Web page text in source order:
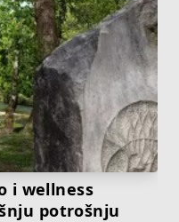
i wellness
potrošnju